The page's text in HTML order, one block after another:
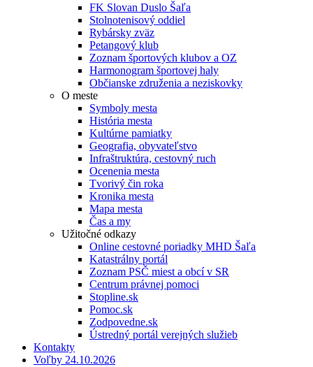
FK Slovan Duslo Šaľa
Stolnotenisový oddiel
Rybársky zväz
Petangový klub
Zoznam športových klubov a OZ
Harmonogram športovej haly
Občianske združenia a neziskovky
O meste
Symboly mesta
História mesta
Kultúrne pamiatky
Geografia, obyvateľstvo
Infraštruktúra, cestovný ruch
Ocenenia mesta
Tvorivý čin roka
Kronika mesta
Mapa mesta
Čas a my
Užitočné odkazy
Online cestovné poriadky MHD Šaľa
Katastrálny portál
Zoznam PSČ miest a obcí v SR
Centrum právnej pomoci
Stopline.sk
Pomoc.sk
Zodpovedne.sk
Ústredný portál verejných služieb
Kontakty
Voľby 24.10.2026